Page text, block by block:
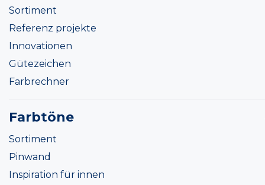
Sortiment
Referenz projekte
Innovationen
Gütezeichen
Farbrechner
Farbtöne
Sortiment
Pinwand
Inspiration für innen